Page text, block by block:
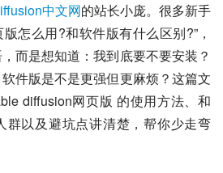
中文网的站长小庞。很多新手
怎么用?和软件版有什么区别?”，
而是想知道：我到底要不要安装？
件版是不是更强但更麻烦？这篇文
diffusion网页版 的使用方法、和
群以及避坑点讲清楚，帮你少走弯